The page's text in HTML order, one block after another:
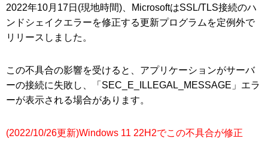
2022年10月17日(現地時間)、MicrosoftはSSL/TLS接続のハ
ンドシェイクエラーを修正する更新プログラムを定例外で
リリースしました。
この不具合の影響を受けると、アプリケーションがサーバ
ーの接続に失敗し、「SEC_E_ILLEGAL_MESSAGE」エラ
ーが表示される場合があります。
(2022/10/26更新)Windows 11 22H2でこの不具合が修正